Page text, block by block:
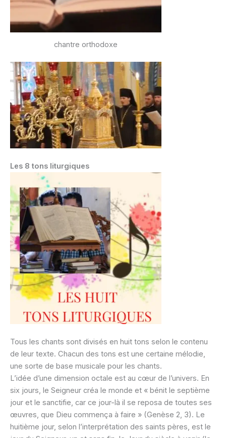
chantre orthodoxe
Les 8 tons liturgiques
Tous les chants sont divisés en huit tons selon le contenu
de leur texte. Chacun des tons est une certaine mélodie,
une sorte de base musicale pour les chants.
L’idée d’une dimension octale est au cœur de l’univers. En
six jours, le Seigneur créa le monde et « bénit le septième
jour et le sanctifie, car ce jour-là il se reposa de toutes ses
œuvres, que Dieu commença à faire » (Genèse 2, 3). Le
huitième jour, selon l’interprétation des saints pères, est le